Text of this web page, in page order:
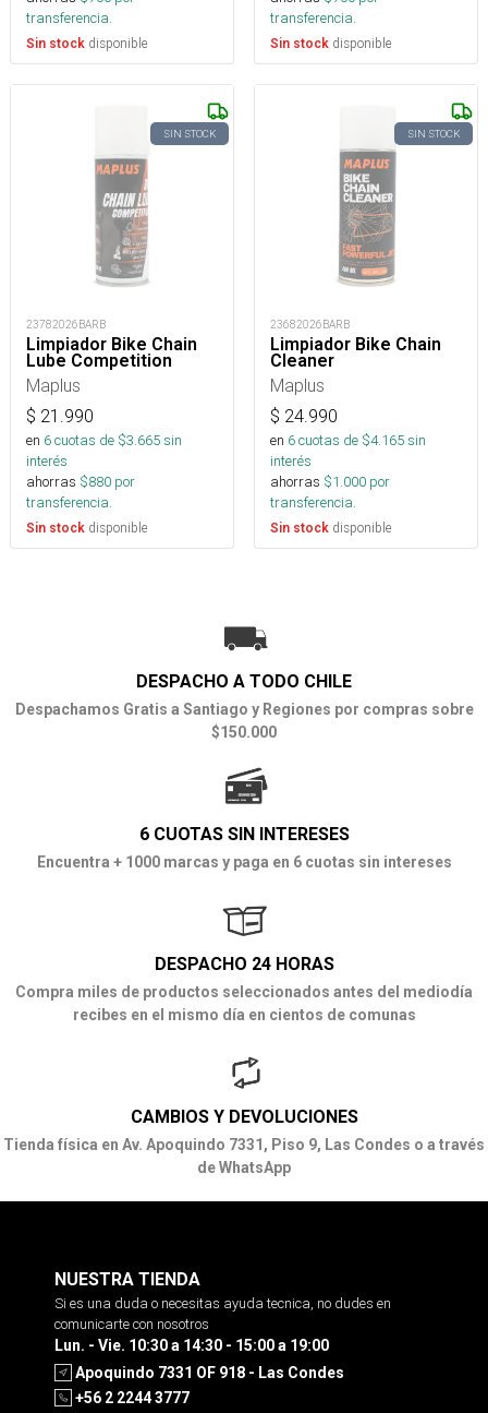
transferencia.
Sin stock disponible
transferencia.
Sin stock disponible
SIN STOCK
23782026BARB
Limpiador Bike Chain
Lube Competition
Maplus
$ 21.990
en 6cuotas de $3.665sin
interés
ahorras $880 por
transferencia.
Sin stock disponible
SIN STOCK
23682026BARB
Limpiador Bike Chain
Cleaner
Maplus
$ 24.990
en 6cuotas de $4.165sin
interés
ahorras $1.000 por
transferencia.
Sin stock disponible
DESPACHO A TODO CHILE
Despachamos Gratis a Santiago y Regiones por compras sobre
$150.000
6 CUOTAS SIN INTERESES
Encuentra + 1000 marcas y paga en 6 cuotas sin intereses
DESPACHO 24 HORAS
Compra miles de productos seleccionados antes del mediodía
recibes en el mismo día en cientos de comunas
CAMBIOS Y DEVOLUCIONES
Tienda física en Av. Apoquindo 7331, Piso 9, Las Condes o a través
de WhatsApp
NUESTRA TIENDA
Si es una duda o necesitas ayuda tecnica, no dudes en
comunicarte con nosotros
Lun. - Vie. 10:30 a 14:30 - 15:00 a 19:00
Apoquindo 7331 OF 918 - Las Condes
+56 2 2244 3777